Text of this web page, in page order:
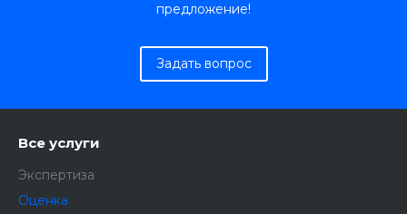
предложение!
Задать вопрос
Все услуги
Экспертиза
Оценка